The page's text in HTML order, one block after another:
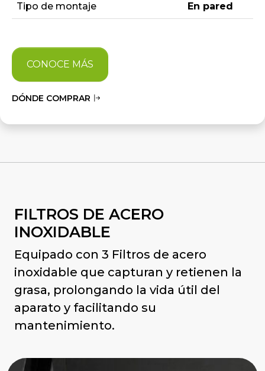
Tipo de montaje En pared
CONOCE MÁS
DÓNDE COMPRAR
FILTROS DE ACERO
INOXIDABLE
Equipado con 3 Filtros de acero
inoxidable que capturan y retienen la
grasa, prolongando la vida útil del
aparato y facilitando su
mantenimiento.